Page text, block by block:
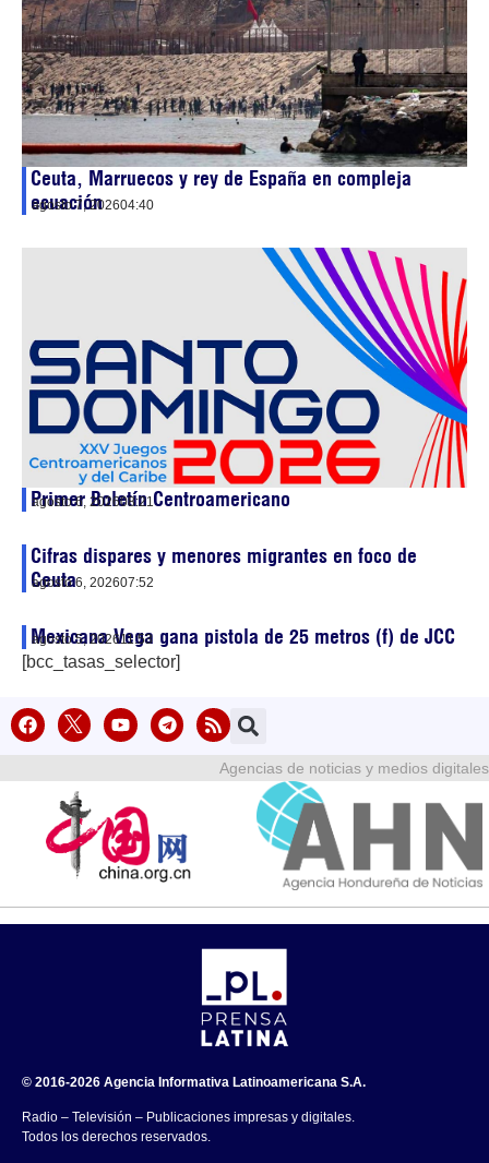
Ceuta, Marruecos y rey de España en compleja
ecuación
agosto 7, 202604:40
Primer Boletín Centroamericano
agosto 6, 202608:21
Cifras dispares y menores migrantes en foco de
Ceuta
agosto 6, 202607:52
Mexicana Vega gana pistola de 25 metros (f) de JCC
agosto 5, 202611:53
[bcc_tasas_selector]
Agencias de noticias y medios digitales
© 2016-2026 Agencia Informativa Latinoamericana S.A.
Radio – Televisión – Publicaciones impresas y digitales.
Todos los derechos reservados.